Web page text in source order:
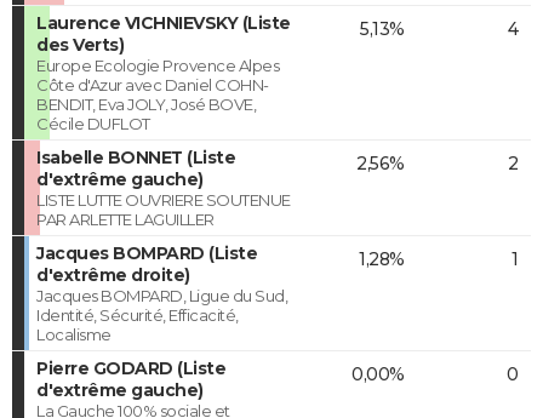
Laurence VICHNIEVSKY (Liste
des Verts)
Europe Ecologie Provence Alpes
Côte d'Azur avec Daniel COHN-
BENDIT, Eva JOLY, José BOVE,
Cécile DUFLOT
5,13% 4
Isabelle BONNET (Liste
d'extrême gauche)
LISTE LUTTE OUVRIERE SOUTENUE
PAR ARLETTE LAGUILLER
2,56% 2
Jacques BOMPARD (Liste
d'extrême droite)
Jacques BOMPARD, Ligue du Sud,
Identité, Sécurité, Efficacité,
Localisme
1,28% 1
Pierre GODARD (Liste
d'extrême gauche)
La Gauche 100% sociale et
0,00% 0